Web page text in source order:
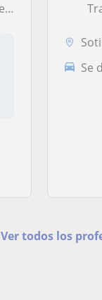
Sotillo
Se
Ver todos los